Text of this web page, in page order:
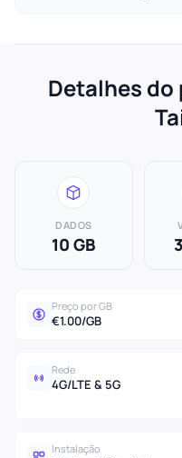
Detalhes do
DADOS
10 GB
Preço por GB
€1.00/GB
Rede
4G/LTE & 5G
Instalação